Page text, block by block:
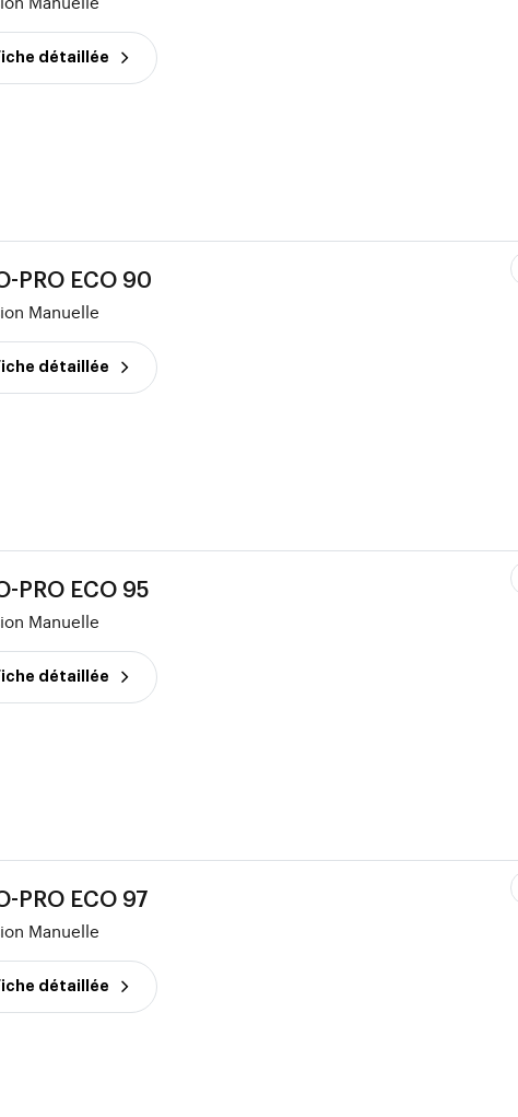
détaillée
PRO ECO 90
Manuelle
détaillée
PRO ECO 95
Manuelle
détaillée
PRO ECO 97
Manuelle
détaillée